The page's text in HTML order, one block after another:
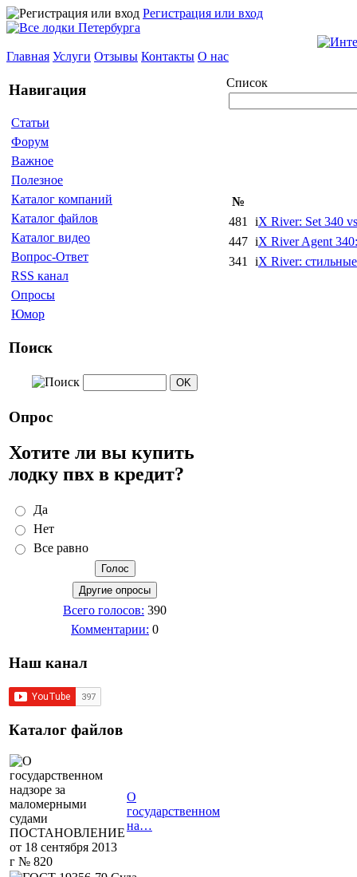
Регистрация или вход
Главная Услуги Отзывы Контакты О нас
Навигация
Статьи
Форум
Важное
Полезное
Каталог компаний
Каталог файлов
Каталог видео
Вопрос-Ответ
RSS канал
Опросы
Юмор
Поиск
Опрос
Хотите ли вы купить
лодку пвх в кредит?
Да
Нет
Все равно
Всего голосов: 390
Комментарии: 0
Наш канал
Каталог файлов
О
государственном
на…
Список
№
481
iX River: Set 340
447 iX River Agent
341
iX River: